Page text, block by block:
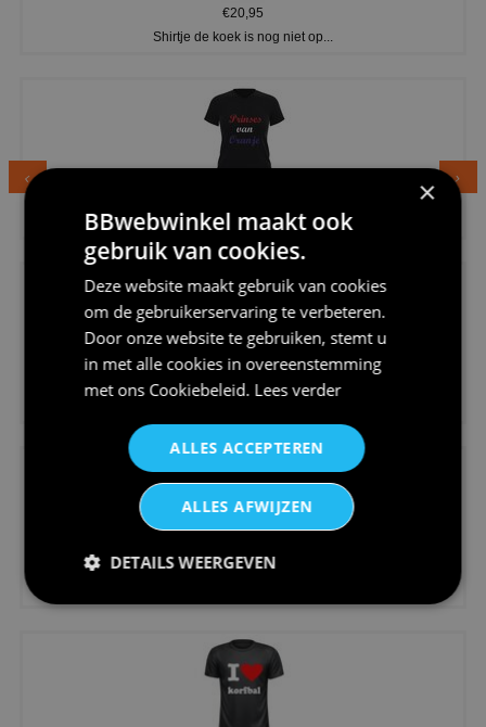
€20,95
Shirtje de koek is nog niet op...
Dames v hals t-shirt prinses v...
€24,95
€24,95
×
BBwebwinkel maakt ook
gebruik van cookies.
Deze website maakt gebruik van cookies
om de gebruikerservaring te verbeteren.
Door onze website te gebruiken, stemt u
in met alle cookies in overeenstemming
met ons Cookiebeleid. Lees verder
ALLES ACCEPTEREN
ALLES AFWIJZEN
DETAILS WEERGEVEN